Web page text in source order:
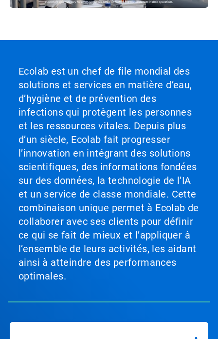
Ecolab est un chef de file mondial des
solutions et services en matière d’eau,
d’hygiène et de prévention des
infections qui protègent les personnes
et les ressources vitales. Depuis plus
d’un siècle, Ecolab fait progresser
l’innovation en intégrant des solutions
scientifiques, des informations fondées
sur des données, la technologie de l’IA
et un service de classe mondiale. Cette
combinaison unique permet à Ecolab de
collaborer avec ses clients pour définir
ce qui se fait de mieux et l’appliquer à
l’ensemble de leurs activités, les aidant
ainsi à atteindre des performances
optimales.